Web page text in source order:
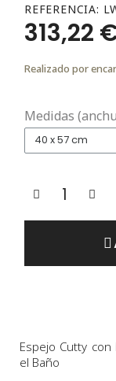
REFERENCIA
313,22
Realizado por
Medidas
Espejo Cutty
el Baño